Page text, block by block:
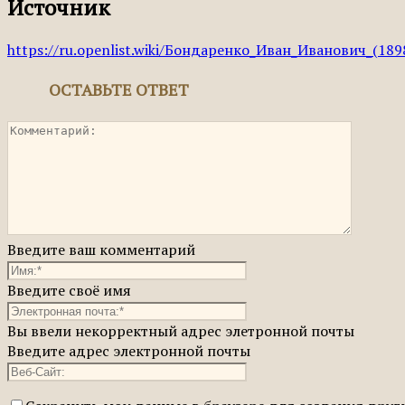
Источник
https://ru.openlist.wiki/
ОСТАВЬТЕ ОТВЕТ
Введите ваш комментарий
Введите своё имя
Вы ввели некорректный адрес элетронной почты
Введите адрес электронной почты